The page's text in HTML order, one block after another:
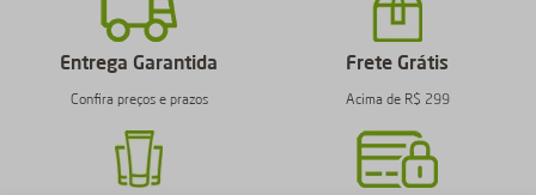
Entrega Garantida
Confira preços e prazos
Frete Grátis
Acima de R$ 299